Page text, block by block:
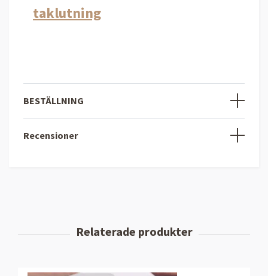
taklutning
BESTÄLLNING
Recensioner